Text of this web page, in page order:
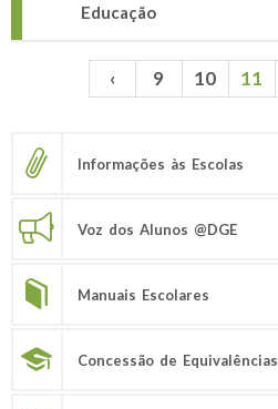
Educação
Páginas ‹ 9 10 11
Informações às Escolas
Voz dos Alunos @DGE
Manuais Escolares
Concessão de Equivalências